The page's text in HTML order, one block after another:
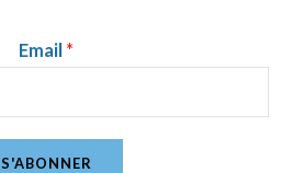
Email *
S'ABONNER